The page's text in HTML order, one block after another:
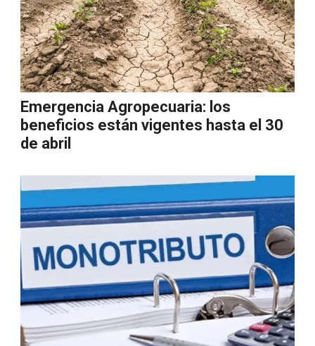
Emergencia Agropecuaria: los
beneficios están vigentes hasta el 30
de abril